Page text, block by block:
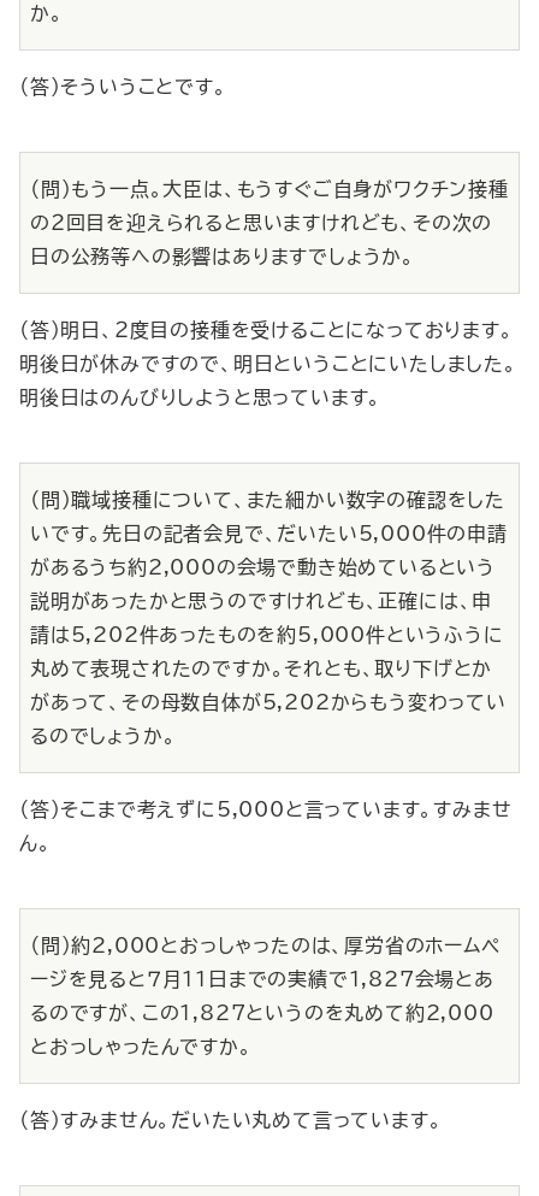
か。
（答）そういうことです。
（問）もう一点。大臣は、もうすぐご自身がワクチン接種
の２回目を迎えられると思いますけれども、その次の
日の公務等への影響はありますでしょうか。
（答）明日、２度目の接種を受けることになっております。
明後日が休みですので、明日ということにいたしました。
明後日はのんびりしようと思っています。
（問）職域接種について、また細かい数字の確認をした
いです。先日の記者会見で、だいたい5,000件の申請
があるうち約2,000の会場で動き始めているという
説明があったかと思うのですけれども、正確には、申
請は5,202件あったものを約5,000件というふうに
丸めて表現されたのですか。それとも、取り下げとか
があって、その母数自体が5,202からもう変わってい
るのでしょうか。
（答）そこまで考えずに5,000と言っています。すみませ
ん。
（問）約2,000とおっしゃったのは、厚労省のホームペ
ージを見ると７月11日までの実績で1,827会場とあ
るのですが、この1,827というのを丸めて約2,000
とおっしゃったんですか。
（答）すみません。だいたい丸めて言っています。